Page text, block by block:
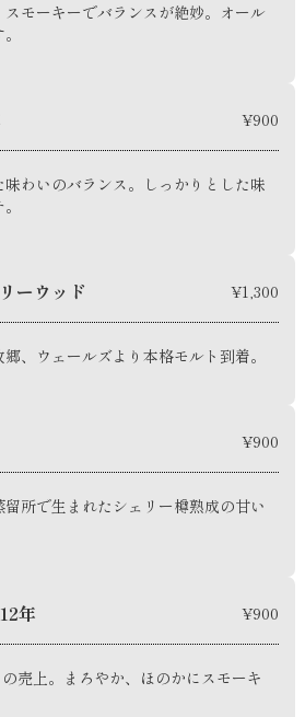
スモーキーでバランスが絶妙。オール
¥900
わいのバランス。しっかりとした味
ーウッド ¥1,300
、ウェールズより本格モルト到着。
¥900
所で生まれたシェリー樽熟成の甘い
年 ¥900
売上。まろやか、ほのかにスモーキ